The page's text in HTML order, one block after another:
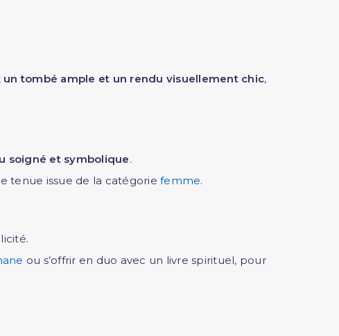
un tombé ample et un rendu visuellement chic,
soigné et symbolique.
tenue issue de la catégoriefemme.
ou s’offrir en duo avec un livre spirituel, pour